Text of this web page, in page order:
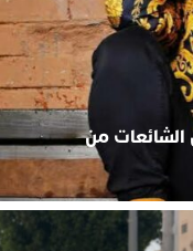
الشائعات من